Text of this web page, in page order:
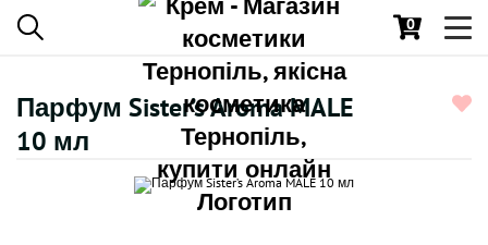
0
Парфум Sister’s Aroma MALE
10 мл